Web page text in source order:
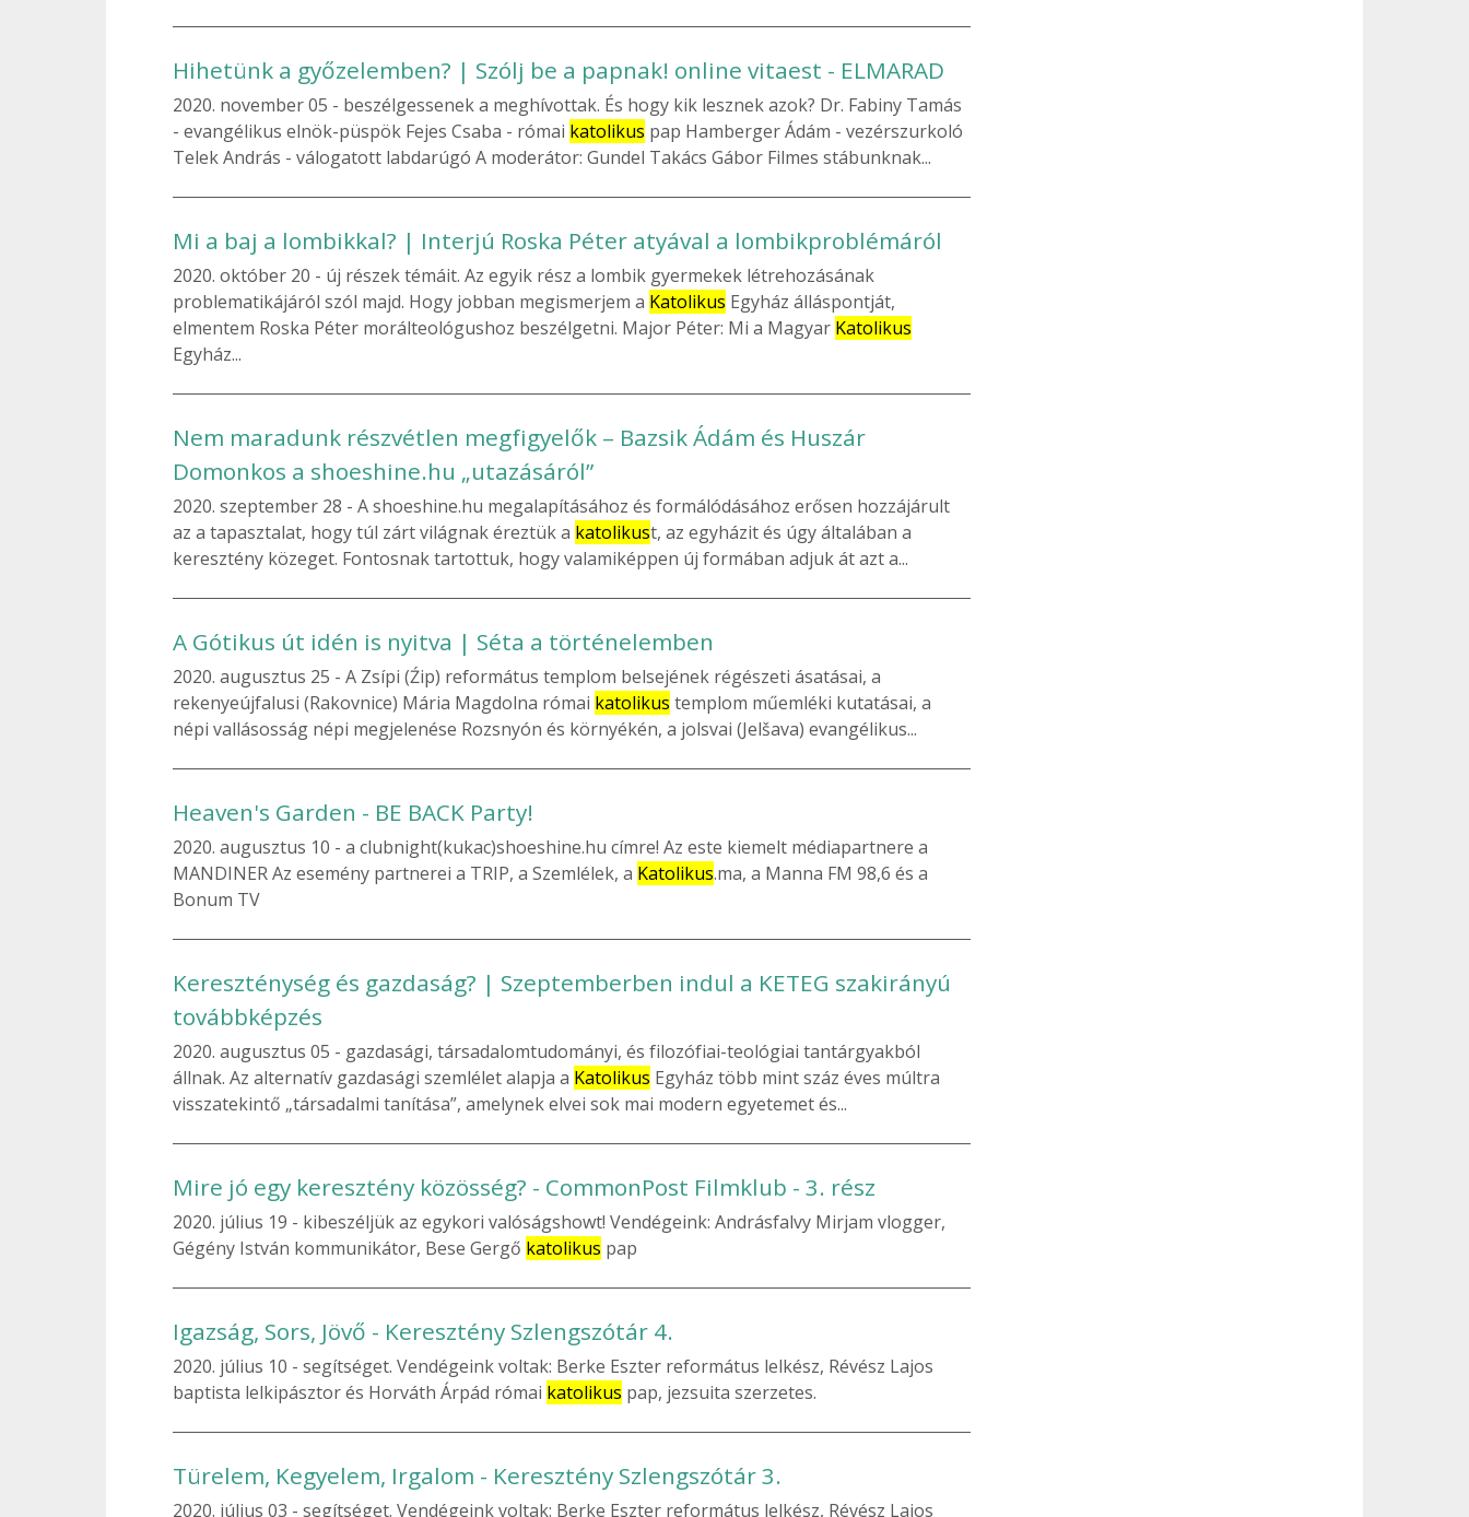
Hihetünk a győzelemben? | Szólj be a papnak! online vitaest - ELMARAD
2020. november 05
beszélgessenek a meghívottak. És hogy kik lesznek azok? Dr. Fabiny Tamás
- evangélikus elnök-püspök Fejes Csaba - római katolikus pap Hamberger Ádám - vezérszurkoló
Telek András - válogatott labdarúgó A moderátor: Gundel Takács Gábor Filmes stábunknak...
Mi a baj a lombikkal? | Interjú Roska Péter atyával a lombikproblémáról
2020. október 20
új részek témáit. Az egyik rész a lombik gyermekek létrehozásának
problematikájáról szól majd. Hogy jobban megismerjem a Katolikus Egyház álláspontját,
elmentem Roska Péter morálteológushoz beszélgetni. Major Péter: Mi a Magyar Katolikus
Egyház...
Nem maradunk részvétlen megfigyelők – Bazsik Ádám és Huszár
Domonkos a shoeshine.hu „utazásáról”
2020. szeptember 28
A shoeshine.hu megalapításához és formálódásához erősen hozzájárult
az a tapasztalat, hogy túl zárt világnak éreztük a katolikust, az egyházit és úgy általában a
keresztény közeget. Fontosnak tartottuk, hogy valamiképpen új formában adjuk át azt a...
A Gótikus út idén is nyitva | Séta a történelemben
2020. augusztus 25
A Zsípi (Źip) református templom belsejének régészeti ásatásai, a
rekenyeújfalusi (Rakovnice) Mária Magdolna római katolikus templom műemléki kutatásai, a
népi vallásosság népi megjelenése Rozsnyón és környékén, a jolsvai (Jelšava) evangélikus...
Heaven's Garden - BE BACK Party!
2020. augusztus 10
a clubnight(kukac)shoeshine.hu címre! Az este kiemelt médiapartnere a
MANDINER Az esemény partnerei a TRIP, a Szemlélek, a Katolikus.ma, a Manna FM 98,6 és a
Bonum TV
Kereszténység és gazdaság? | Szeptemberben indul a KETEG szakirányú
továbbképzés
2020. augusztus 05
gazdasági, társadalomtudományi, és filozófiai-teológiai tantárgyakból
állnak. Az alternatív gazdasági szemlélet alapja a Katolikus Egyház több mint száz éves múltra
visszatekintő „társadalmi tanítása”, amelynek elvei sok mai modern egyetemet és...
Mire jó egy keresztény közösség? - CommonPost Filmklub - 3. rész
2020. július 19
kibeszéljük az egykori valóságshowt! Vendégeink: Andrásfalvy Mirjam vlogger,
Gégény István kommunikátor, Bese Gergő katolikus pap
Igazság, Sors, Jövő - Keresztény Szlengszótár 4.
2020. július 10
segítséget. Vendégeink voltak: Berke Eszter református lelkész, Révész Lajos
baptista lelkipásztor és Horváth Árpád római katolikus pap, jezsuita szerzetes.
Türelem, Kegyelem, Irgalom - Keresztény Szlengszótár 3.
2020. július 03 segítséget. Vendégeink voltak: Berke Eszter református lelkész, Révész Lajos